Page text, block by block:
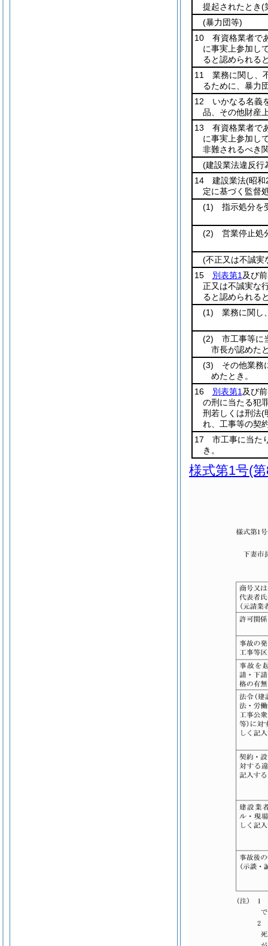
提起されたとき(
(暴力団等)
10 有資格業者で
に事実上参加し
ると認められる
11 業務に関し、
るために、暴力
12 いかなる名義
品、その他財産
13 有資格業者で
に事実上参加し
非難されるべき
(建設業法違反行
14 建設業法(昭和
定に基づく監督
(1) 指示処分を
(2) 営業停止処
(不正又は不誠実
15 別表第1 及び
正又は不誠実な
ると認められる
(1) 業務に関し
(2) 市工事等に
市長が認めた
(3) その他業務
めたとき。
16 別表第1 及び
の刑に当たる犯
刑若しくは刑法(
れ、工事等の契
17 市工事に当た
き。
様式第1号(